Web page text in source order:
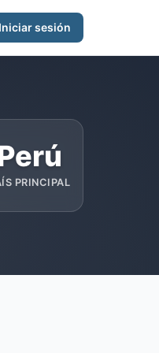
Iniciar sesión
PRINCIPAL